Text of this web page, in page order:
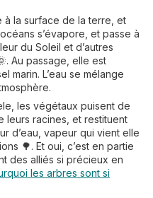
à la surface de la terre, et
s’évapore, et passe à
du Soleil et d’autres
Au passage, elle est
marin. L’eau se mélange
les végétaux puisent de
leurs racines, et restituent
d’eau, vapeur qui vient elle
🌳. Et oui, c’est en partie
des alliés si précieux en
les arbres sont si